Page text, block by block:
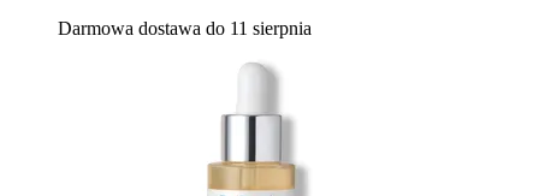
Darmowa dostawa do 11 sierpnia